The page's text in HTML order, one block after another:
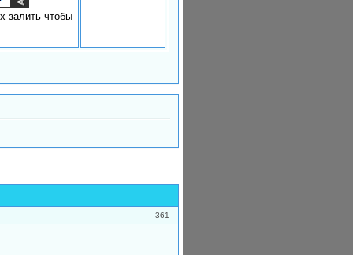
залить чтобы
361